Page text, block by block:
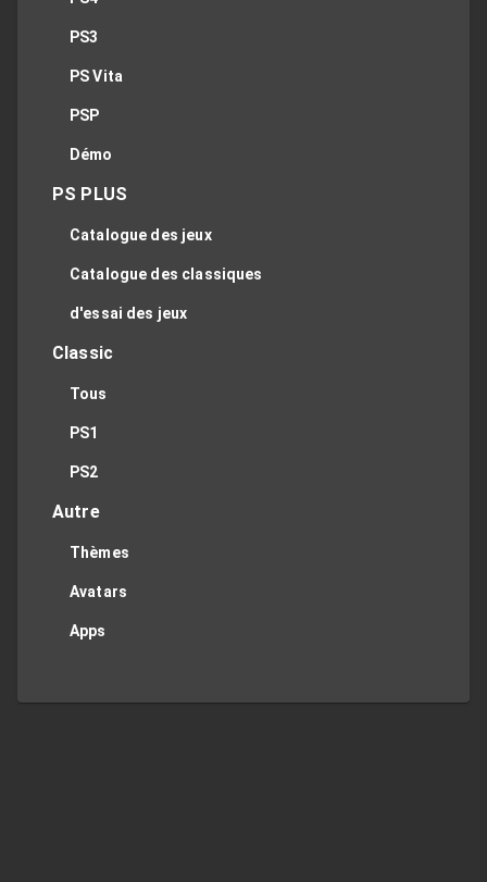
PS3
PS Vita
PSP
Démo
PS PLUS
Catalogue des jeux
Catalogue des classiques
d'essai des jeux
Classic
Tous
PS1
PS2
Autre
Thèmes
Avatars
Apps